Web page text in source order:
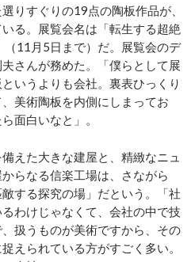
りすぐりの19点の陶板作品が、
る。展覧会名は「転生する超絶
11月5日まで）だ。展覧会のデ
さんが務めた。「僕らとして展
いうよりも会社。裏表ひっくり
美術陶板を内側にしまってお
面白いなと」。
えた大きな建屋と、精緻なニュ
らなる信楽工場は、さながら
する探究の場」だという。「社
わけじゃなくて、会社の中で技
扱うものが美術ですから、その
えられている方がすごく多い。